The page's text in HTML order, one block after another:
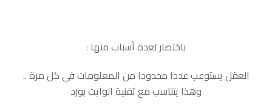
‏باختصار لعدة أسباب منها :
‏العقل يستوعب عددا محدودا من المعلومات في كل مرة ..
وهذا يتناسب مع تقنية الوايت بورد